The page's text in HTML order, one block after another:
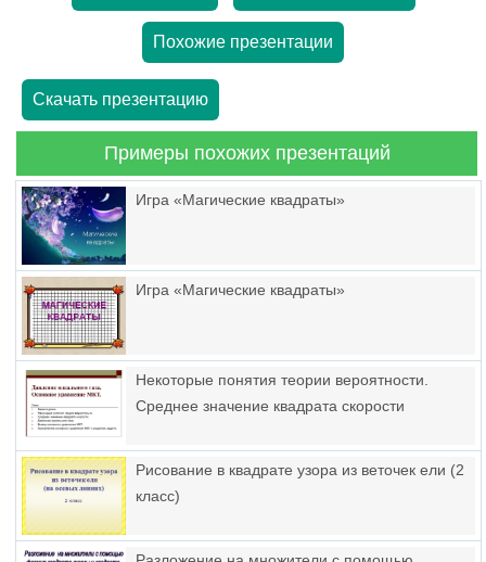
Похожие презентации
Скачать презентацию
Примеры похожих презентаций
Игра «Магические квадраты»
Игра «Магические квадраты»
Некоторые понятия теории вероятности.
Среднее значение квадрата скорости
Рисование в квадрате узора из веточек ели (2
класс)